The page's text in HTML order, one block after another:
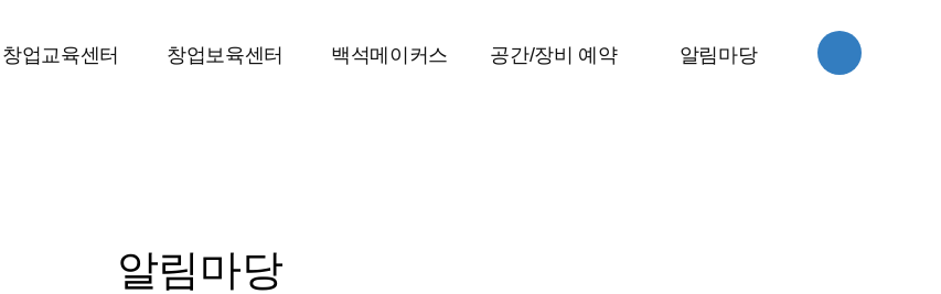
창업교육센터 창업보육센터 백석메이커스 공간/장비 예약 알림마당
알림마당